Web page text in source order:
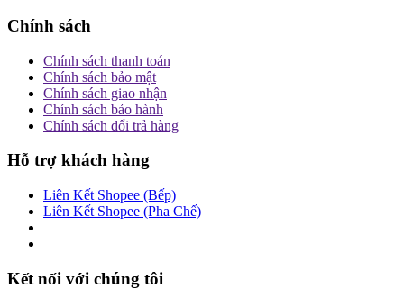
Chính sách
Chính sách thanh toán
Chính sách bảo mật
Chính sách giao nhận
Chính sách bảo hành
Chính sách đổi trả hàng
Hỗ trợ khách hàng
Liên Kết Shopee (Bếp)
Liên Kết Shopee (Pha Chế)
Kết nối với chúng tôi